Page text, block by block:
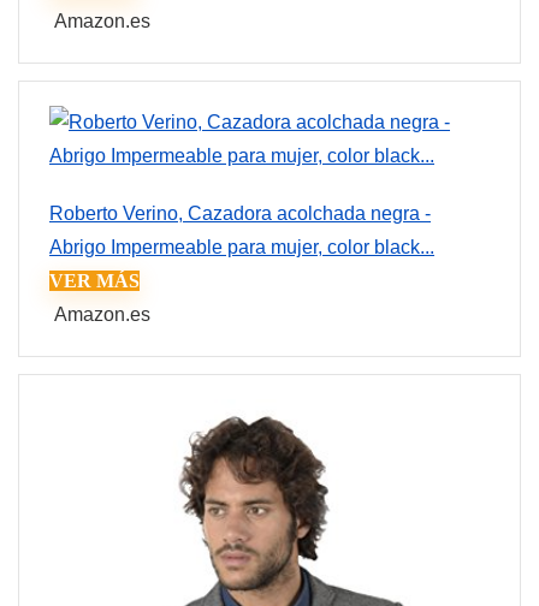
Amazon.es
Roberto Verino, Cazadora acolchada negra -
Abrigo Impermeable para mujer, color black...
VER MÁS
Amazon.es